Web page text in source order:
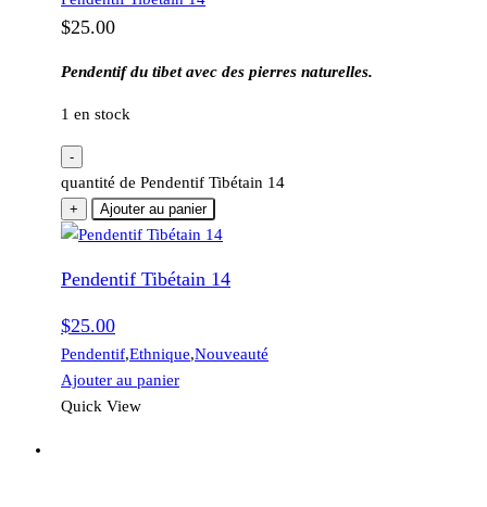
$25.00
Pendentif du tibet avec des pierres naturelles.
1 en stock
-
quantité de Pendentif Tibétain 14
+ Ajouter au panier
Pendentif Tibétain 14
$25.00
Pendentif,Ethnique,Nouveauté
Ajouter au panier
Quick View